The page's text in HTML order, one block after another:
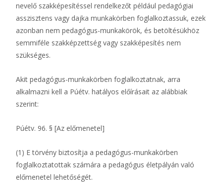
nevelő szakképesítéssel rendelkezőt például pedagógiai
asszisztens vagy dajka munkakörben foglalkoztassuk, ezek
azonban nem pedagógus-munkakörök, és betöltésükhöz
semmiféle szakképzettség vagy szakképesítés nem
szükséges.
Akit pedagógus-munkakörben foglalkoztatnak, arra
alkalmazni kell a Púétv. hatályos előírásait az alábbiak
szerint:
Púétv. 96. § [Az előmenetel]
(1) E törvény biztosítja a pedagógus-munkakörben
foglalkoztatottak számára a pedagógus életpályán való
előmenetel lehetőségét.